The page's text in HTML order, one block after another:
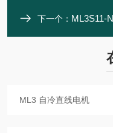
下一个： ML3S11-